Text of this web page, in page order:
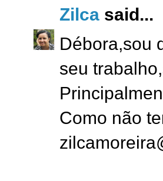
Zilca said...
Débora,sou
seu
Como não